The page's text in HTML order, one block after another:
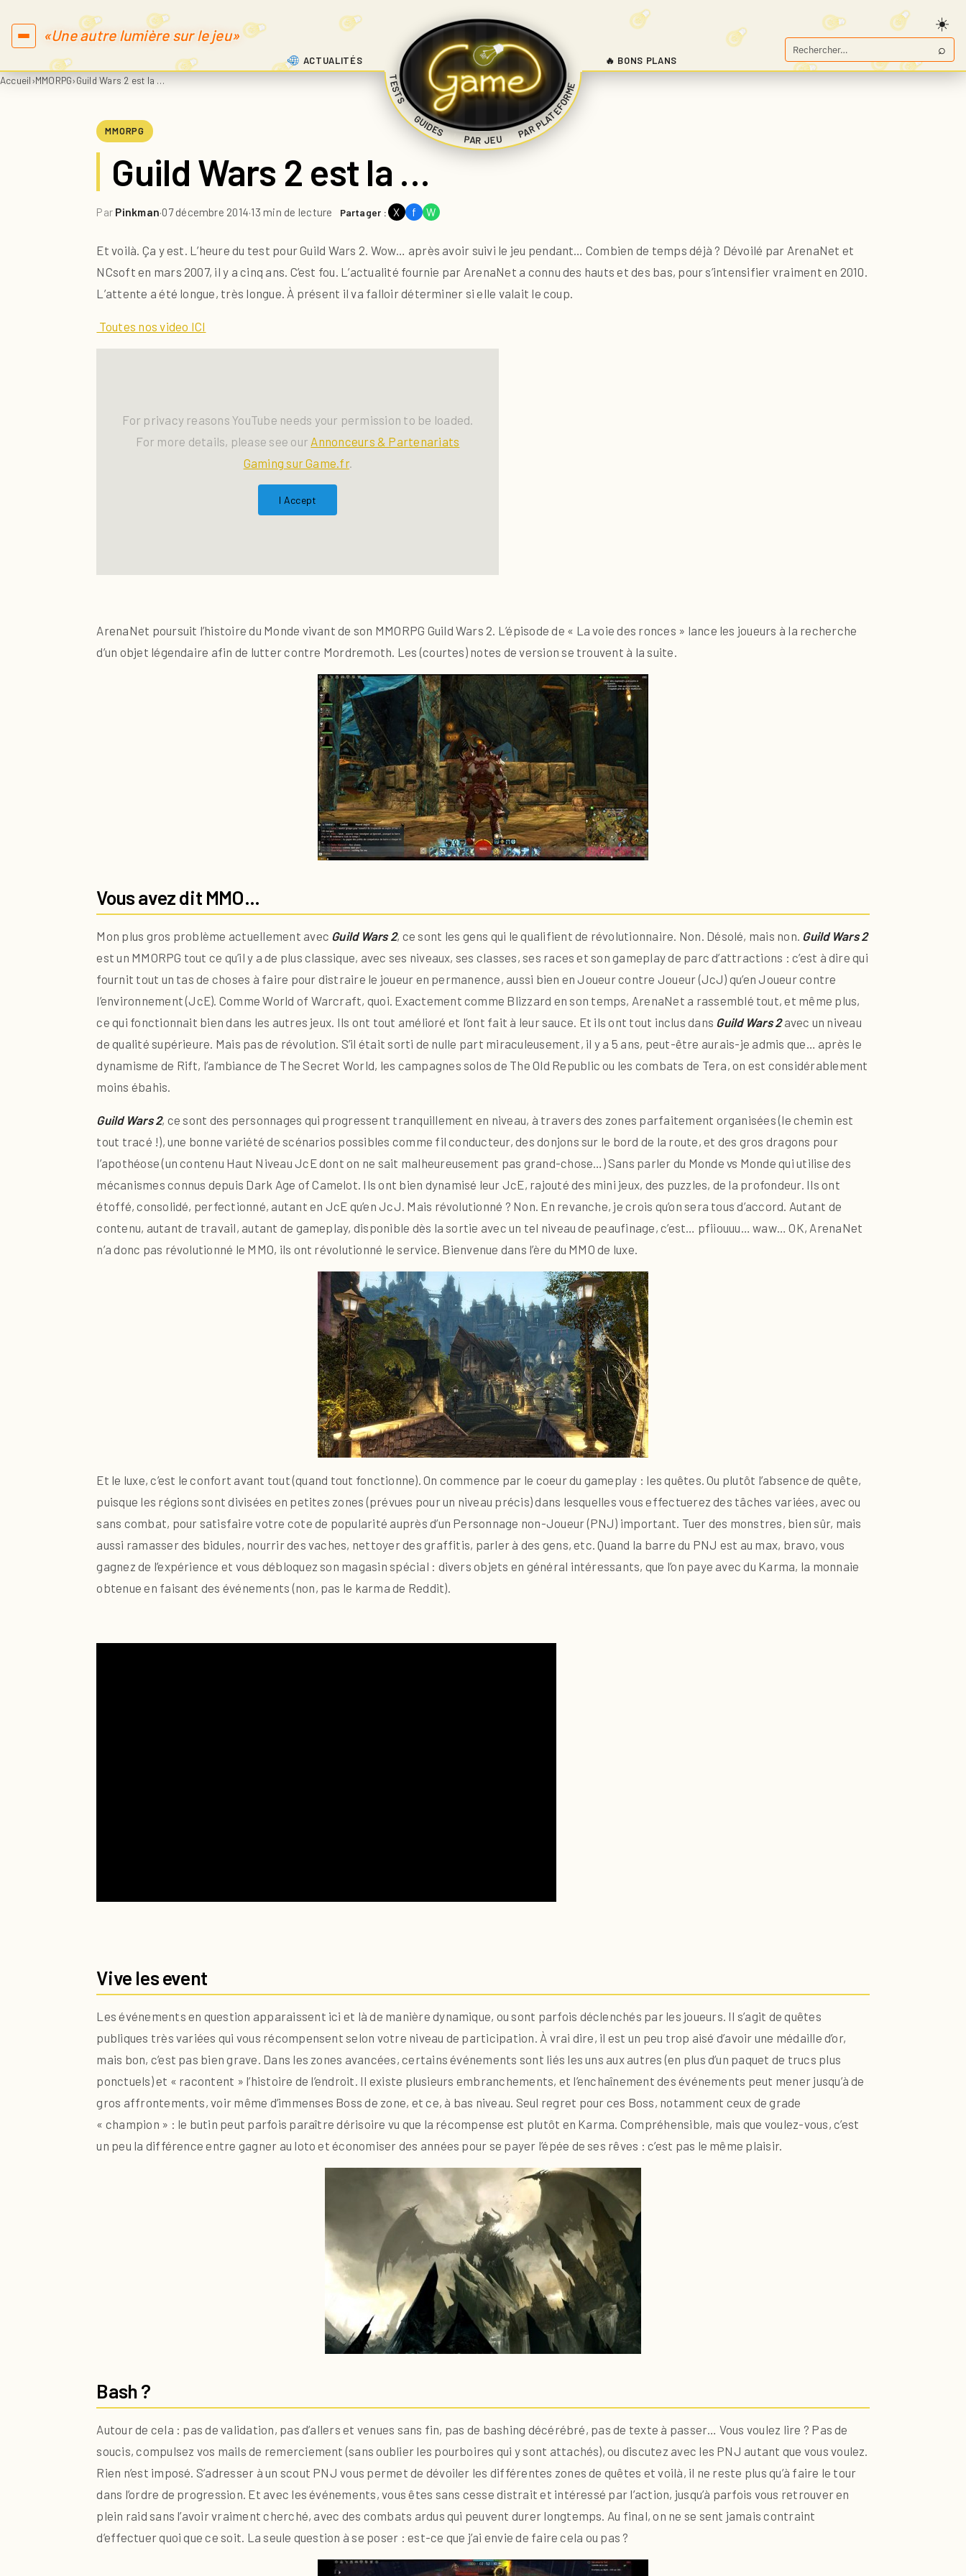
«Une autre lumière sur le jeu»
Rechercher
⌕
ACTUALITÉS
TESTS
GUIDES
PAR JEU PAR PLATEFORME
|
| |
🔥 BONS PLANS
Accueil›MMORPG›Guild Wars 2 est la …
MMORPG
Guild Wars 2 est la …
Par Pinkman·07 décembre 2014·13 min de lecture Partager : X f W
Et voilà. Ça y est. L’heure du test pour Guild Wars 2. Wow… après avoir suivi le jeu pendant… Combien de temps déjà ? Dévoilé par ArenaNet et
NCsoft en mars 2007, il y a cinq ans. C’est fou. L’actualité fournie par ArenaNet a connu des hauts et des bas, pour s’intensifier vraiment en 2010.
L’attente a été longue, très longue. À présent il va falloir déterminer si elle valait le coup.
Toutes nos video ICI
For privacy reasons YouTube needs your permission to be loaded.
For more details, please see our Annonceurs & Partenariats
Gaming sur Game.fr.
I Accept
ArenaNet poursuit l’histoire du Monde vivant de son MMORPG Guild Wars 2. L’épisode de « La voie des ronces » lance les joueurs à la recherche
d’un objet légendaire afin de lutter contre Mordremoth. Les (courtes) notes de version se trouvent à la suite.
Vous avez dit MMO…
Mon plus gros problème actuellement avec Guild Wars 2, ce sont les gens qui le qualifient de révolutionnaire. Non. Désolé, mais non. Guild Wars 2
est un MMORPG tout ce qu’il y a de plus classique, avec ses niveaux, ses classes, ses races et son gameplay de parc d’attractions : c’est à dire qui
fournit tout un tas de choses à faire pour distraire le joueur en permanence, aussi bien en Joueur contre Joueur (JcJ) qu’en Joueur contre
l’environnement (JcE). Comme World of Warcraft, quoi. Exactement comme Blizzard en son temps, ArenaNet a rassemblé tout, et même plus,
ce qui fonctionnait bien dans les autres jeux. Ils ont tout amélioré et l’ont fait à leur sauce. Et ils ont tout inclus dans Guild Wars 2avec un niveau
de qualité supérieure. Mais pas de révolution. S’il était sorti de nulle part miraculeusement, il y a 5 ans, peut-être aurais-je admis que… après le
dynamisme de Rift, l’ambiance de The Secret World, les campagnes solos de The Old Republic ou les combats de Tera, on est considérablement
moins ébahis.
Guild Wars 2, ce sont des personnages qui progressent tranquillement en niveau, à travers des zones parfaitement organisées (le chemin est
tout tracé !), une bonne variété de scénarios possibles comme fil conducteur, des donjons sur le bord de la route, et des gros dragons pour
l’apothéose (un contenu Haut Niveau JcE dont on ne sait malheureusement pas grand-chose…) Sans parler du Monde vs Monde qui utilise des
mécanismes connus depuis Dark Age of Camelot. Ils ont bien dynamisé leur JcE, rajouté des mini jeux, des puzzles, de la profondeur. Ils ont
étoffé, consolidé, perfectionné, autant en JcE qu’en JcJ. Mais révolutionné ? Non. En revanche, je crois qu’on sera tous d’accord. Autant de
contenu, autant de travail, autant de gameplay, disponible dès la sortie avec un tel niveau de peaufinage, c’est… pfiiouuu… waw… OK, ArenaNet
n’a donc pas révolutionné le MMO, ils ont révolutionné le service. Bienvenue dans l’ère du MMO de luxe.
Et le luxe, c’est le confort avant tout (quand tout fonctionne). On commence par le coeur du gameplay : les quêtes. Ou plutôt l’absence de quête,
puisque les régions sont divisées en petites zones (prévues pour un niveau précis) dans lesquelles vous effectuerez des tâches variées, avec ou
sans combat, pour satisfaire votre cote de popularité auprès d’un Personnage non-Joueur (PNJ) important. Tuer des monstres, bien sûr, mais
aussi ramasser des bidules, nourrir des vaches, nettoyer des graffitis, parler à des gens, etc. Quand la barre du PNJ est au max, bravo, vous
gagnez de l’expérience et vous débloquez son magasin spécial : divers objets en général intéressants, que l’on paye avec du Karma, la monnaie
obtenue en faisant des événements (non, pas le karma de Reddit).
Vive les event
Les événements en question apparaissent ici et là de manière dynamique, ou sont parfois déclenchés par les joueurs. Il s’agit de quêtes
publiques très variées qui vous récompensent selon votre niveau de participation. À vrai dire, il est un peu trop aisé d’avoir une médaille d’or,
mais bon, c’est pas bien grave. Dans les zones avancées, certains événements sont liés les uns aux autres (en plus d’un paquet de trucs plus
ponctuels) et « racontent » l’histoire de l’endroit. Il existe plusieurs embranchements, et l’enchaînement des événements peut mener jusqu’à de
gros affrontements, voir même d’immenses Boss de zone, et ce, à bas niveau. Seul regret pour ces Boss, notamment ceux de grade
« champion » : le butin peut parfois paraître dérisoire vu que la récompense est plutôt en Karma. Compréhensible, mais que voulez-vous, c’est
un peu la différence entre gagner au loto et économiser des années pour se payer l’épée de ses rêves : c’est pas le même plaisir.
Bash ?
Autour de cela : pas de validation, pas d’allers et venues sans fin, pas de bashing décérébré, pas de texte à passer… Vous voulez lire ? Pas de
soucis, compulsez vos mails de remerciement (sans oublier les pourboires qui y sont attachés), ou discutez avec les PNJ autant que vous voulez.
Rien n’est imposé. S’adresser à un scout PNJ vous permet de dévoiler les différentes zones de quêtes et voilà, il ne reste plus qu’à faire le tour
dans l’ordre de progression. Et avec les événements, vous êtes sans cesse distrait et intéressé par l’action, jusqu’à parfois vous retrouver en
plein raid sans l’avoir vraiment cherché, avec des combats ardus qui peuvent durer longtemps. Au final, on ne se sent jamais contraint
d’effectuer quoi que ce soit. La seule question à se poser : est-ce que j’ai envie de faire cela ou pas ?